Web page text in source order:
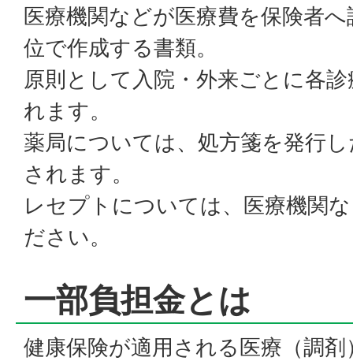
医療機関などが医療費を保険者
位で作成する書類。
原則として入院・外来ごとに各
れます。
薬局については、処方箋を発行
されます。
レセプトについては、医療機関
ださい。
一部負担金とは
健康保険が適用される医療（調